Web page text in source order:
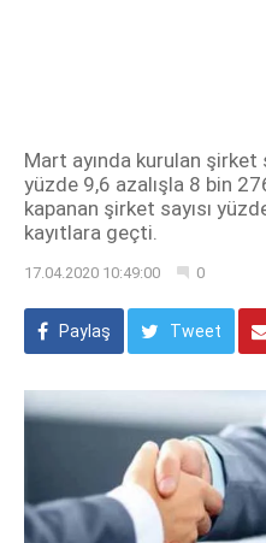
Mart ayında kurulan şirket
yüzde 9,6 azalışla 8 bin
kapanan şirket sayısı
kayıtlara geçti.
17.04.2020 10:49:00 0
Paylaş Tweet